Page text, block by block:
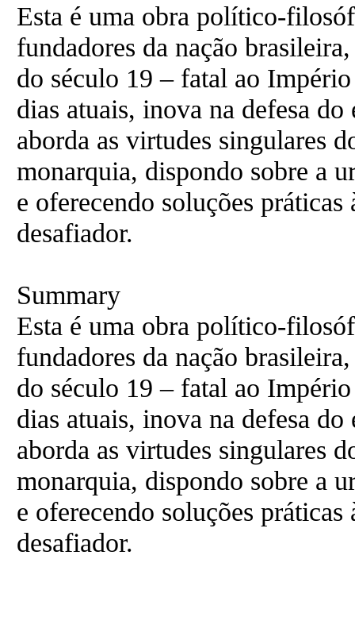
Esta é uma obra político-
fundadores da nação
do século 19 – fatal ao
dias atuais, inova na defesa
aborda as virtudes singulares
monarquia, dispondo sobre a
e oferecendo soluções
desafiador.
Summary
Esta é uma obra político-
fundadores da nação
do século 19 – fatal ao
dias atuais, inova na defesa
aborda as virtudes singulares
monarquia, dispondo sobre a
e oferecendo soluções
desafiador.